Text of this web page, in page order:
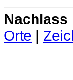
Orte